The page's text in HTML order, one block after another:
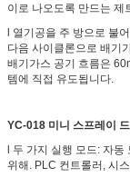
이로 나오도록 만드는 제
l 열기공을 주 방으로 불
다음 사이클론으로 배기
배기가스 공기 흐름은
템에 직접 유도됩니다.
YC-018 미니 스프레이
l 두 가지 실행 모드: 자동
위해. PLC 컨트롤러, 시